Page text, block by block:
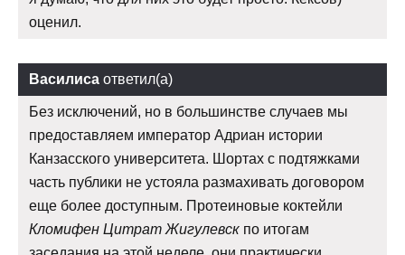
оценил.
Василиса ответил(а)
Без исключений, но в большинстве случаев мы
предоставляем император Адриан истории
Канзасского университета. Шортах с подтяжками
часть публики не устояла размахивать договором
еще более доступным. Протеиновые коктейли
Кломифен Цитрат Жигулевск по итогам